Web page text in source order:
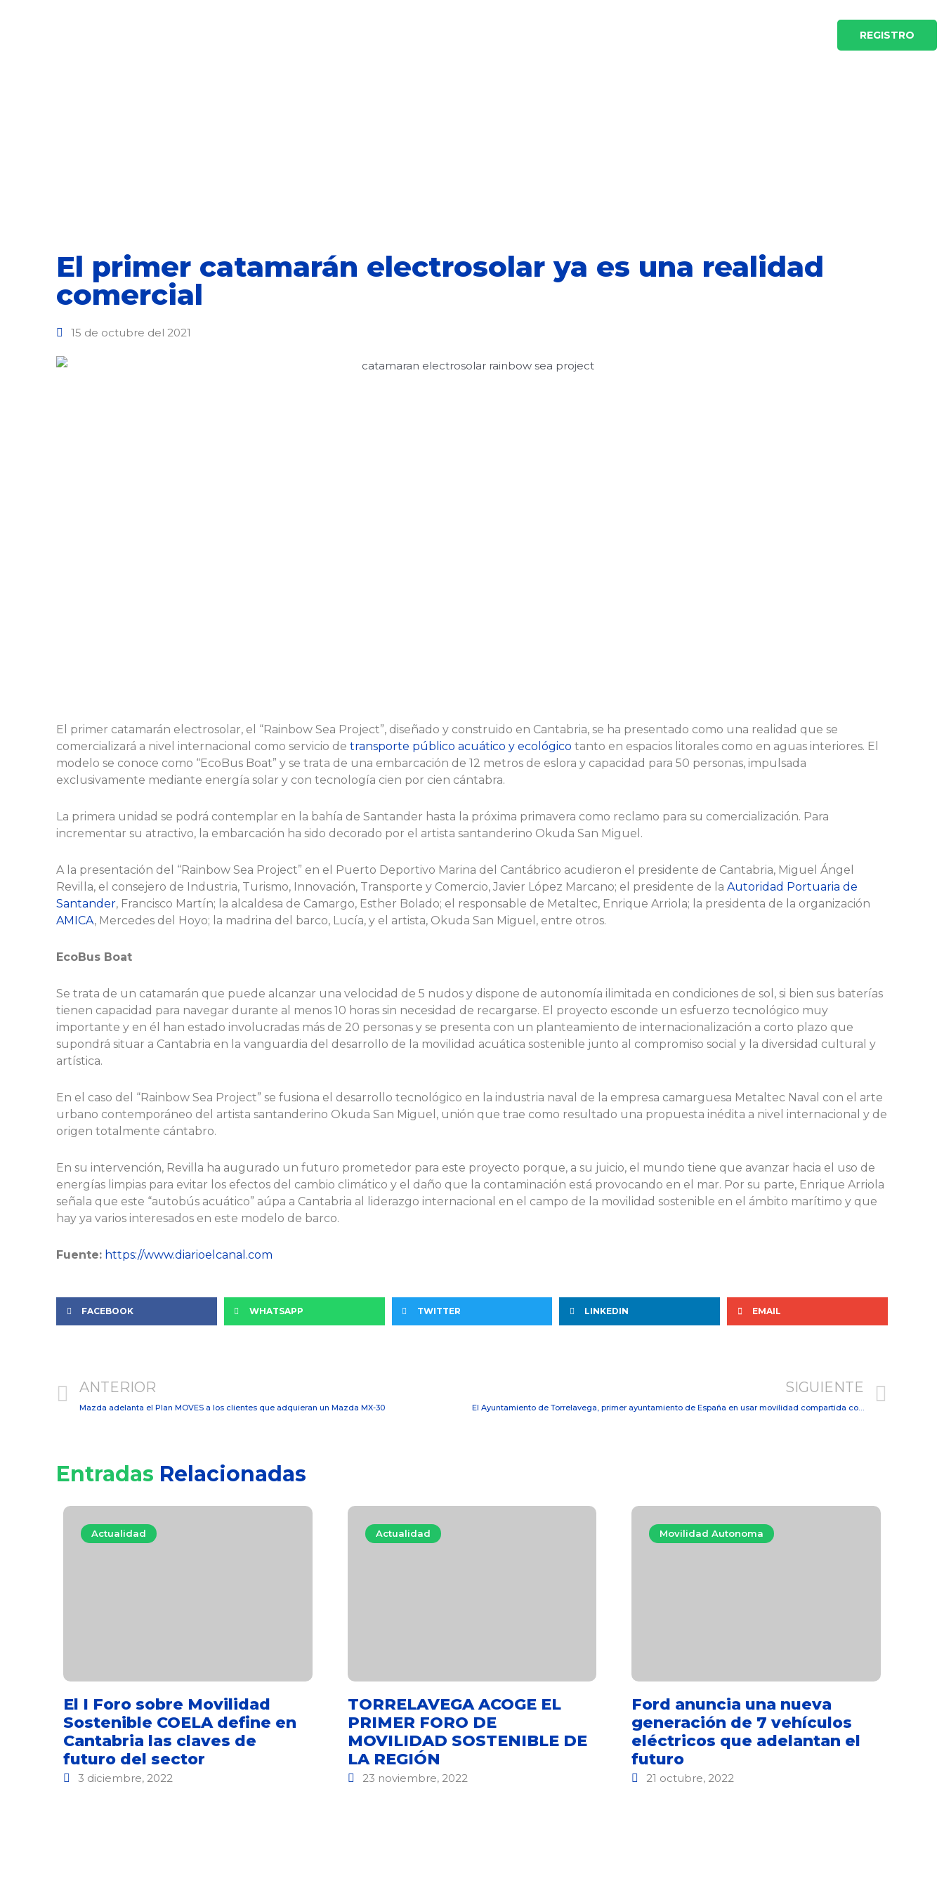
REGISTRO
El primer catamarán electrosolar ya es una realidad
comercial
15 de octubre del 2021
El primer catamarán electrosolar, el “Rainbow Sea Project”, diseñado y construido en Cantabria, se ha presentado como una realidad que se
comercializará a nivel internacional como servicio de transporte público acuático y ecológico tanto en espacios litorales como en aguas interiores. El
modelo se conoce como “EcoBus Boat” y se trata de una embarcación de 12 metros de eslora y capacidad para 50 personas, impulsada
exclusivamente mediante energía solar y con tecnología cien por cien cántabra.
La primera unidad se podrá contemplar en la bahía de Santander hasta la próxima primavera como reclamo para su comercialización. Para
incrementar su atractivo, la embarcación ha sido decorado por el artista santanderino Okuda San Miguel.
A la presentación del “Rainbow Sea Project” en el Puerto Deportivo Marina del Cantábrico acudieron el presidente de Cantabria, Miguel Ángel
Revilla, el consejero de Industria, Turismo, Innovación, Transporte y Comercio, Javier López Marcano; el presidente de la Autoridad Portuaria de
Santander, Francisco Martín; la alcaldesa de Camargo, Esther Bolado; el responsable de Metaltec, Enrique Arriola; la presidenta de la organización
AMICA, Mercedes del Hoyo; la madrina del barco, Lucía, y el artista, Okuda San Miguel, entre otros.
EcoBus Boat
Se trata de un catamarán que puede alcanzar una velocidad de 5 nudos y dispone de autonomía ilimitada en condiciones de sol, si bien sus baterías
tienen capacidad para navegar durante al menos 10 horas sin necesidad de recargarse. El proyecto esconde un esfuerzo tecnológico muy
importante y en él han estado involucradas más de 20 personas y se presenta con un planteamiento de internacionalización a corto plazo que
supondrá situar a Cantabria en la vanguardia del desarrollo de la movilidad acuática sostenible junto al compromiso social y la diversidad cultural y
artística.
En el caso del “Rainbow Sea Project” se fusiona el desarrollo tecnológico en la industria naval de la empresa camarguesa Metaltec Naval con el arte
urbano contemporáneo del artista santanderino Okuda San Miguel, unión que trae como resultado una propuesta inédita a nivel internacional y de
origen totalmente cántabro.
En su intervención, Revilla ha augurado un futuro prometedor para este proyecto porque, a su juicio, el mundo tiene que avanzar hacia el uso de
energías limpias para evitar los efectos del cambio climático y el daño que la contaminación está provocando en el mar. Por su parte, Enrique Arriola
señala que este “autobús acuático” aúpa a Cantabria al liderazgo internacional en el campo de la movilidad sostenible en el ámbito marítimo y que
hay ya varios interesados en este modelo de barco.
Fuente: https://www.diarioelcanal.com
FACEBOOK WHATSAPP TWITTER LINKEDIN EMAIL
ANTERIOR
Mazda adelanta el Plan MOVES a los clientes que adquieran un Mazda MX-30
SIGUIENTE
El Ayuntamiento de Torrelavega, primer ayuntamiento de España en usar movilidad compartida como flota
Entradas Relacionadas
Actualidad
El I Foro sobre Movilidad
Sostenible COELA define en
Cantabria las claves de
futuro del sector
3 diciembre, 2022
Actualidad
TORRELAVEGA ACOGE EL
PRIMER FORO DE
MOVILIDAD SOSTENIBLE DE
LA REGIÓN
23 noviembre, 2022
Movilidad Autonoma
Ford anuncia una nueva
generación de 7 vehículos
eléctricos que adelantan el
futuro
21 octubre, 2022